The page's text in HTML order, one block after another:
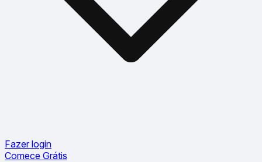
Fazer login
Comece Grátis